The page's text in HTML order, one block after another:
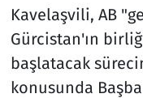
Kavelaşvili, AB
Gürcistan'ın
başlatacak
konusunda